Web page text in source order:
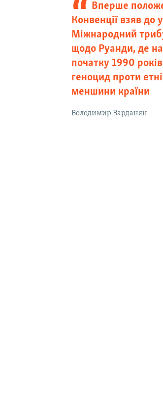
Вперше
Конвенції взяв до
Міжнародний
щодо Руанди, де на
початку 1990
геноцид проти
меншини країни
Володимир Варданян